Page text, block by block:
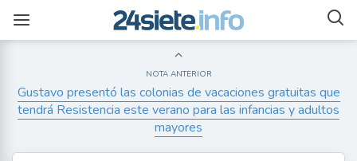
NOTA ANTERIOR
Gustavo presentó las colonias de vacaciones gratuitas que
tendrá Resistencia este verano para las infancias y adultos
mayores